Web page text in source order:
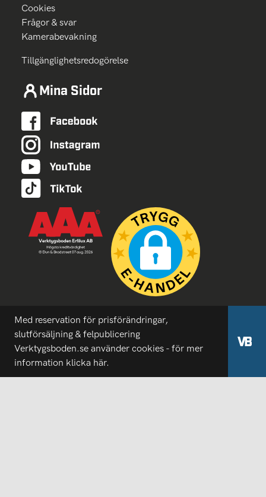
Cookies
Frågor & svar
Kamerabevakning
Tillgänglighetsredogörelse
Mina Sidor
Med reservation för prisförändringar,
slutförsäljning & felpublicering
Verktygsboden.se använder cookies - för mer
information klicka här.